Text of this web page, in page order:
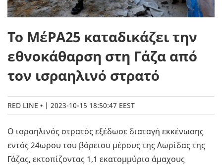
Το ΜέΡΑ25 καταδικάζει την
εθνοκάθαρση στη Γάζα από
τον ισραηλινό στρατό
RED LINE | 2023-10-15 18:50:47 EEST
Ο ισραηλινός στρατός εξέδωσε διαταγή εκκένωσης
εντός 24ωρου του βόρειου μέρους της Λωρίδας της
Γάζας, εκτοπίζοντας 1,1 εκατομμύριο άμαχους